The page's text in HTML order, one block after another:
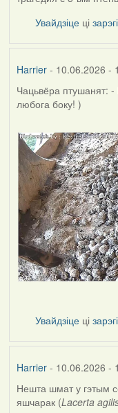
Увайдзіце ці
Harrier- 10.06.2026 -
Чацьвёра птушанят: -
любога боку! )
Увайдзіце ці
Harrier- 10.06.2026 -
Нешта шмат у гэтым
яшчарак (Lacerta